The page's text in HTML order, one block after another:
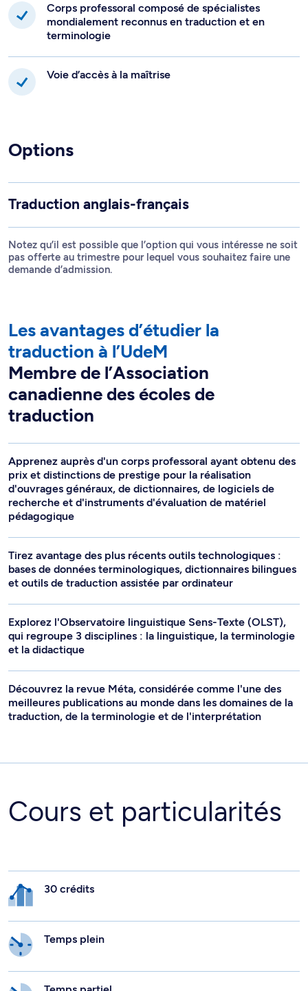
Corps professoral composé de spécialistes
mondialement reconnus en traduction et en
terminologie
Voie d’accès à la maîtrise
Options
Traduction anglais-français
Notez qu’il est possible que l’option qui vous intéresse ne soit
pas offerte au trimestre pour lequel vous souhaitez faire une
demande d’admission.
Les avantages d’étudier la
traduction à l’UdeM
Membre de l’Association
canadienne des écoles de
traduction
Apprenez auprès d'un corps professoral ayant obtenu des
prix et distinctions de prestige pour la réalisation
d'ouvrages généraux, de dictionnaires, de logiciels de
recherche et d'instruments d'évaluation de matériel
pédagogique
Tirez avantage des plus récents outils technologiques :
bases de données terminologiques, dictionnaires bilingues
et outils de traduction assistée par ordinateur
Explorez l'Observatoire linguistique Sens-Texte (OLST),
qui regroupe 3 disciplines : la linguistique, la terminologie
et la didactique
Découvrez la revue Méta, considérée comme l'une des
meilleures publications au monde dans les domaines de la
traduction, de la terminologie et de l'interprétation
Cours et particularités
30 crédits
Temps plein